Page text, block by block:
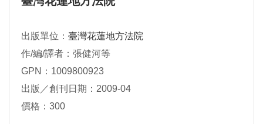
出版單位： 臺灣花蓮地方法院
作/編/譯者：張健河等
GPN：1009800923
出版／創刊日期：2009-04
價格：300